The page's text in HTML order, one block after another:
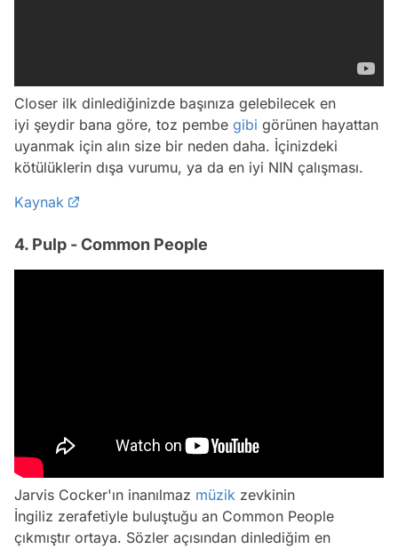
Closer ilk dinlediğinizde başınıza gelebilecek en
iyi şeydir bana göre, toz pembe gibi görünen hayattan
uyanmak için alın size bir neden daha. İçinizdeki
kötülüklerin dışa vurumu, ya da en iyi NIN çalışması.
Kaynak
4. Pulp - Common People
Jarvis Cocker'ın inanılmaz müzik zevkinin
İngiliz zerafetiyle buluştuğu an Common People
çıkmıştır ortaya. Sözler açısından dinlediğim en